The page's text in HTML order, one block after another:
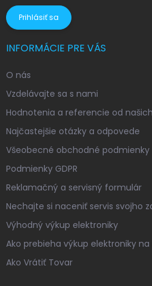
Prihlásiť sa
INFORMÁCIE PRE VÁS
O nás
Vzdelávajte sa s nami
Hodnotenia a referencie od
Najčastejšie otázky a odpovede
Všeobecné obchodné podmienky
Podmienky GDPR
Reklamačný a servisný formulár
Nechajte si naceniť servis svojho
Výhodný výkup elektroniky
Ako prebieha výkup elektroniky na
Ako Vrátiť Tovar